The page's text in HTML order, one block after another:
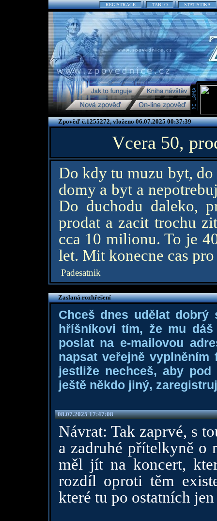
REGISTRACE TABLO STATISTIKA
Zpověď č.1255272, vloženo 06.07.2025 00:37:39
Vcera 50,
Do kdy tu muzu byt,
domy a byt a
Do duchodu daleko,
prodat a zacit trochu
cca 10 milionu. To je
let. Mit konecne cas
Padesatnik
Zaslaná rozhřešení
Chceš dnes udělat dobrý
hříšníkovi tím, že mu
poslat na e-mailovou
napsat veřejně
jestliže nechceš, aby
ještě někdo jiný,
08.07.2025 17:47:08
Návrat: Tak zaprvé, s
a zadruhé přítelkyně
měl jít na koncert,
rozdíl oproti těm
které tu po ostatních